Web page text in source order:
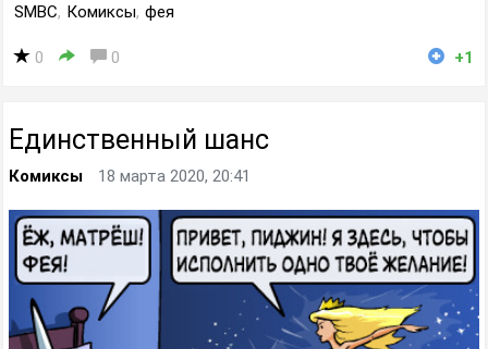
SMBC, Комиксы, фея
0 0 +1
Единственный шанс
Комиксы 18 марта 2020, 20:41